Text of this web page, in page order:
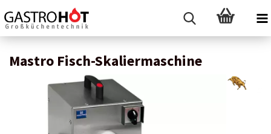
Mastro Fisch-Skaliermaschine